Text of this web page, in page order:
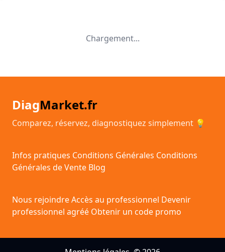
Chargement...
DiagMarket.fr
Comparez, réservez, diagnostiquez simplement 💡
Infos pratiques Conditions Générales Conditions
Générales de Vente Blog
Nous rejoindreAccès au professionnel Devenir
professionnel agréé Obtenir un code promo